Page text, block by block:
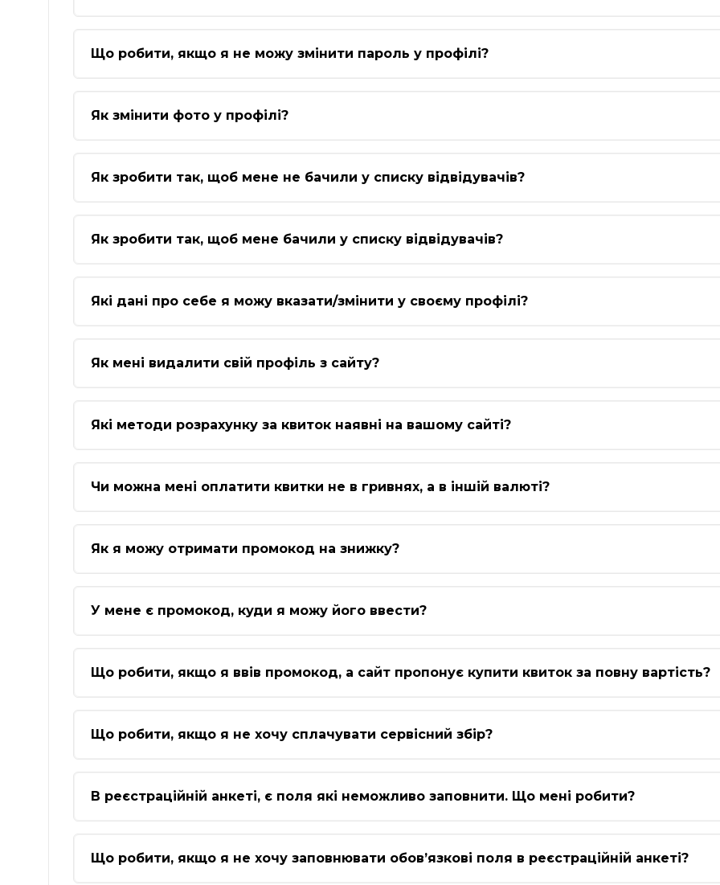
Що робити, якщо я не можу змінити пароль у профілі?
Як змінити фото у профілі?
Як зробити так, щоб мене не бачили у списку відвідувачів?
Як зробити так, щоб мене бачили у списку відвідувачів?
Які дані про себе я можу вказати/змінити у своєму профілі?
Як мені видалити свій профіль з сайту?
Які методи розрахунку за квиток наявні на вашому сайті?
Чи можна мені оплатити квитки не в гривнях, а в іншій валюті?
Як я можу отримати промокод на знижку?
У мене є промокод, куди я можу його ввести?
Що робити, якщо я ввів промокод, а сайт пропонує купити квиток за повну вартість?
Що робити, якщо я не хочу сплачувати сервісний збір?
В реєстраційній анкеті, є поля які неможливо заповнити. Що мені робити?
Що робити, якщо я не хочу заповнювати обов’язкові поля в реєстраційній анкеті?